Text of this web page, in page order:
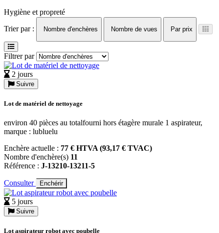
Hygiène et propreté
Trier par :
Nombre d'enchères Nombre de vues Par prix
Filtrer par
2 jours
Suivre
Lot de matériel de nettoyage
environ 40 pièces au totalfourni hors étagère murale 1 aspirateur,
marque : lubluelu
Enchère actuelle : 77 € HTVA (93,17 € TVAC)
Nombre d'enchère(s) 11
Référence : J-13210-13211-5
Consulter Enchérir
5 jours
Suivre
Lot aspirateur robot avec poubelle